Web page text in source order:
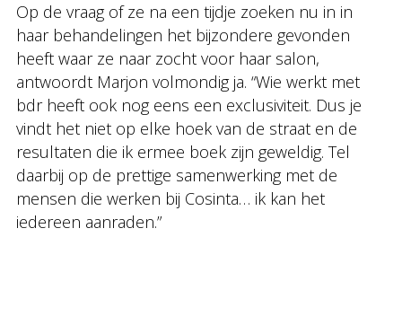
Op de vraag of ze na een tijdje zoeken nu in in
haar behandelingen het bijzondere gevonden
heeft waar ze naar zocht voor haar salon,
antwoordt Marjon volmondig ja. “Wie werkt met
bdr heeft ook nog eens een exclusiviteit. Dus je
vindt het niet op elke hoek van de straat en de
resultaten die ik ermee boek zijn geweldig. Tel
daarbij op de prettige samenwerking met de
mensen die werken bij Cosinta… ik kan het
iedereen aanraden.”